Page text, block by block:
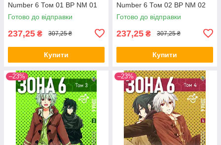
Number 6 Том 01 ВР NM 01
Готово до відправки
237,25 ₴ 307,25 ₴
Купити
Number 6 Том 02 ВР NM 02
Готово до відправки
237,25 ₴ 307,25 ₴
Купити
–23% –23%